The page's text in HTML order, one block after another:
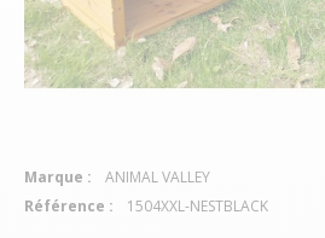
Marque :
ANIMAL VALLEY
Référence :
1504XXL-NESTBLACK